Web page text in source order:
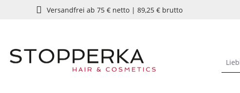
Zur Hauptnavigation springen
Versandfrei ab 75 € netto | 89,25 € brutto